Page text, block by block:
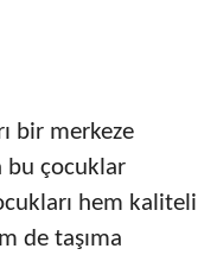
bir merkeze
bu çocuklar
hem kaliteli
de taşıma